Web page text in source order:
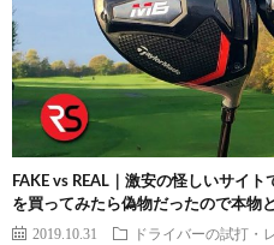
FAKE vs REAL｜激安の怪しいサイ
を買ってみたら偽物だったので本物
2019.10.31 ドライバーの試打・